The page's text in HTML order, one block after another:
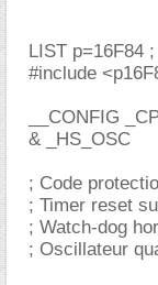
LIST p=16F84
#include
__CONFIG
& _HS_OSC
; Code
; Timer reset
; Watch-dog
; Oscillateur